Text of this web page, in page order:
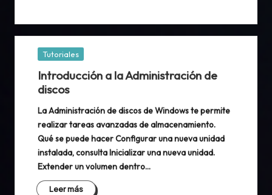
Publicada
Tutoriales
Introducción a la Administración de
discos
La Administración de discos de Windows te permite
realizar tareas avanzadas de almacenamiento.
Qué se puede hacer Configurar una nueva unidad
instalada, consulta Inicializar una nueva unidad.
Extender un volumen dentro…
Leer más